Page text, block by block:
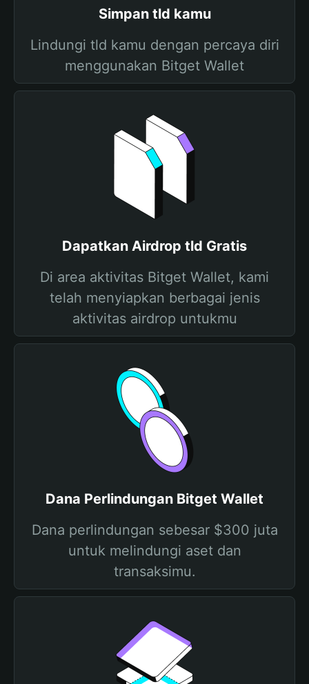
Simpan tld kamu
Lindungi tld kamu dengan percaya diri
menggunakan Bitget Wallet
Dapatkan Airdrop tld Gratis
Di area aktivitas Bitget Wallet, kami
telah menyiapkan berbagai jenis
aktivitas airdrop untukmu
Dana Perlindungan Bitget Wallet
Dana perlindungan sebesar $300 juta
untuk melindungi aset dan
transaksimu.